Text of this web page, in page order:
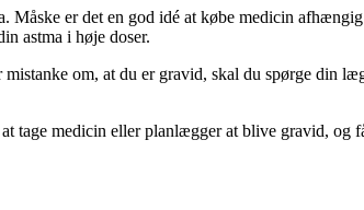
er det en god idé at købe medicin
astma i høje doser.
om, at du er gravid, skal du spørge din
tage medicin eller planlægger at blive gravid, og